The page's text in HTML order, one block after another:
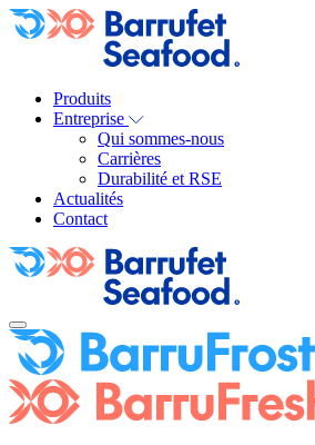
Produits
Entreprise
Qui sommes-nous
Carrières
Durabilité et RSE
Actualités
Contact